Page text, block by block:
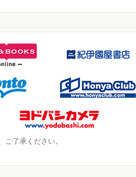
了承ください。